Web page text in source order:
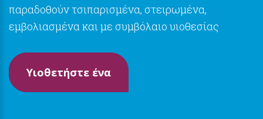
παραδοθούν τσιπαρισμένα, στειρωμένα,
εμβολιασμένα και με συμβόλαιο υιοθεσίας
Υιοθετήστε ένα